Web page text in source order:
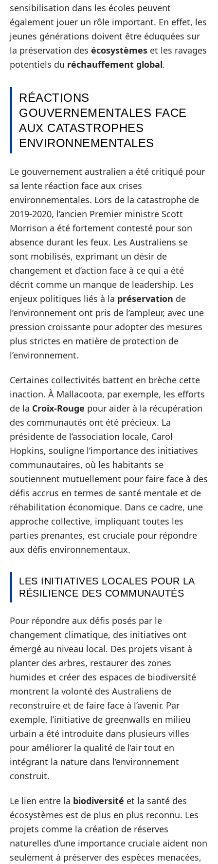
sensibilisation dans les écoles peuvent
également jouer un rôle important. En effet, les
jeunes générations doivent être éduquées sur
la préservation des écosystèmes et les ravages
potentiels du réchauffement global.
RÉACTIONS
GOUVERNEMENTALES FACE
AUX CATASTROPHES
ENVIRONNEMENTALES
Le gouvernement australien a été critiqué pour
sa lente réaction face aux crises
environnementales. Lors de la catastrophe de
2019-2020, l’ancien Premier ministre Scott
Morrison a été fortement contesté pour son
absence durant les feux. Les Australiens se
sont mobilisés, exprimant un désir de
changement et d’action face à ce qui a été
décrit comme un manque de leadership. Les
enjeux politiques liés à la préservation de
l’environnement ont pris de l’ampleur, avec une
pression croissante pour adopter des mesures
plus strictes en matière de protection de
l’environnement.
Certaines collectivités battent en brèche cette
inaction. À Mallacoota, par exemple, les efforts
de la Croix-Rouge pour aider à la récupération
des communautés ont été précieux. La
présidente de l’association locale, Carol
Hopkins, souligne l’importance des initiatives
communautaires, où les habitants se
soutiennent mutuellement pour faire face à des
défis accrus en termes de santé mentale et de
réhabilitation économique. Dans ce cadre, une
approche collective, impliquant toutes les
parties prenantes, est cruciale pour répondre
aux défis environnementaux.
LES INITIATIVES LOCALES POUR LA
RÉSILIENCE DES COMMUNAUTÉS
Pour répondre aux défis posés par le
changement climatique, des initiatives ont
émergé au niveau local. Des projets visant à
planter des arbres, restaurer des zones
humides et créer des espaces de biodiversité
montrent la volonté des Australiens de
reconstruire et de faire face à l’avenir. Par
exemple, l’initiative de greenwalls en milieu
urbain a été introduite dans plusieurs villes
pour améliorer la qualité de l’air tout en
intégrant la nature dans l’environnement
construit.
Le lien entre la biodiversité et la santé des
écosystèmes est de plus en plus reconnu. Les
projets comme la création de réserves
naturelles d’une importance cruciale aident non
seulement à préserver des espèces menacées,